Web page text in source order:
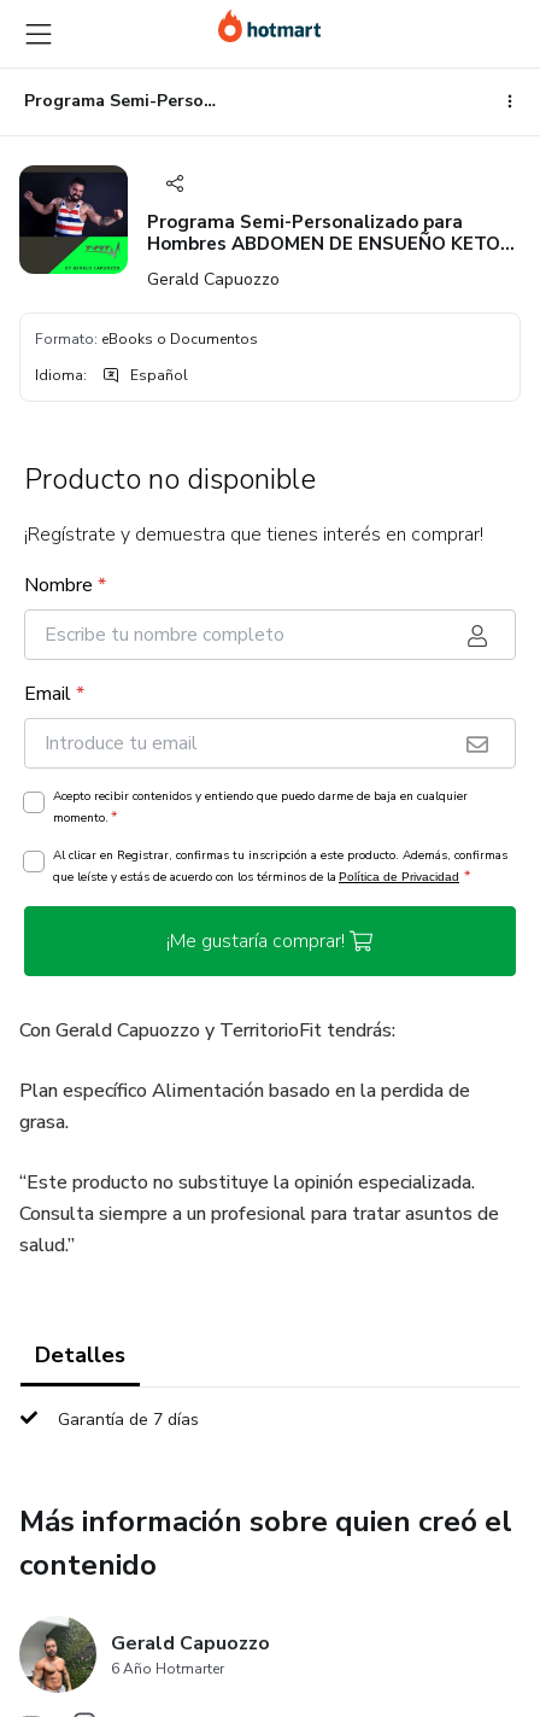
contenido
principal
la
página
de
pie
página
Programa Semi-Personalizado para Hombres ABDOMEN DE ENSUEÑO KETO by TerritorioFit
Programa Semi-Personalizado para
Hombres ABDOMEN DE ENSUEÑO KETO
Gerald Capuozzo
Formato: eBooks o Documentos
Idioma: Español
Producto no disponible
¡Regístrate y demuestra que tienes interés en comprar!
Nombre *
Email*
Acepto recibir contenidos y entiendo que puedo darme de baja en cualquier
momento. *
Al clicar en Registrar, confirmas tu inscripción a este producto. Además, confirmas
que leíste y estás de acuerdo con los términos de la Política de Privacidad *
¡Me gustaría comprar!
Con Gerald Capuozzo y TerritorioFit tendrás:
Plan específico Alimentación basado en la perdida de
grasa.
“Este producto no substituye la opinión especializada.
Consulta siempre a un profesional para tratar asuntos de
salud.”
Detalles
Garantía de 7 días
Más información sobre quien creó el
contenido
Gerald Capuozzo
6 Año Hotmarter